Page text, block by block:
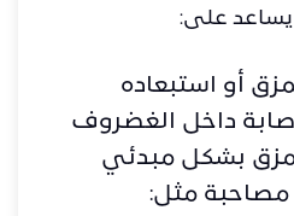
يساعد على:
أو استبعاده
داخل الغضروف
بشكل مبدئي
مثل: